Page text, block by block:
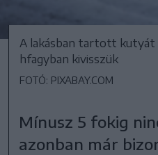
A lakásban tartott
hfagyban kivisszük
FOTÓ: PIXABAY.COM
Mínusz 5 fokig
azonban már